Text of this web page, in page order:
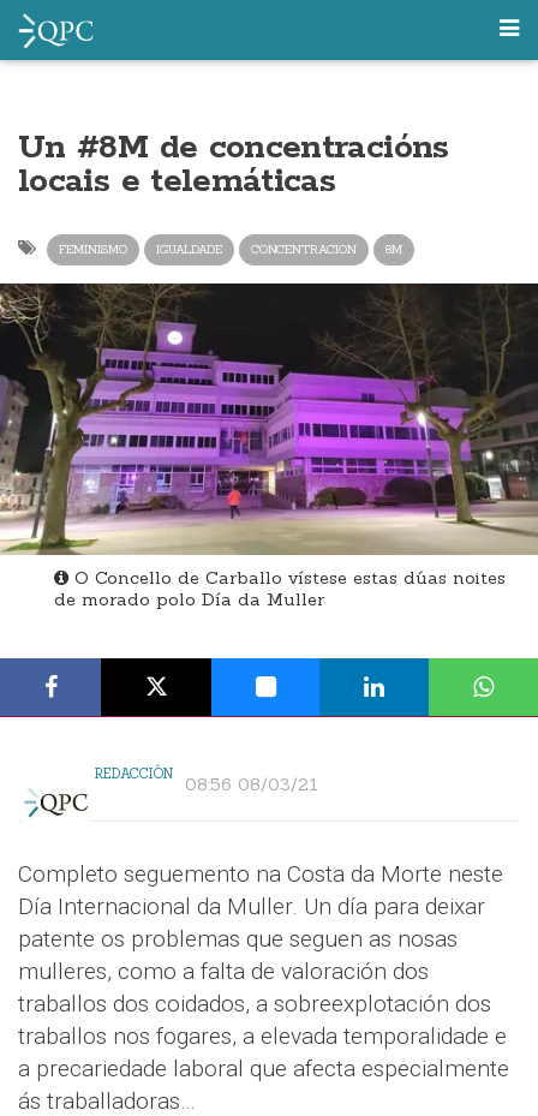
Un #8M de concentracións
locais e telemáticas
FEMINISMO IGUALDADE CONCENTRACION 8M
O Concello de Carballo vístese estas dúas noites
de morado polo Día da Muller
REDACCIÓN 08:56 08/03/21
Completo seguemento na Costa da Morte neste
Día Internacional da Muller. Un día para deixar
patente os problemas que seguen as nosas
mulleres, como a falta de valoración dos
traballos dos coidados, a sobreexplotación dos
traballos nos fogares, a elevada temporalidade e
a precariedade laboral que afecta especialmente
ás traballadoras…